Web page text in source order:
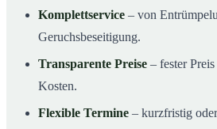
Komplettservice – von
Geruchsbeseitigung.
Transparente Preise – fester
Kosten.
Flexible Termine – kurzfristig